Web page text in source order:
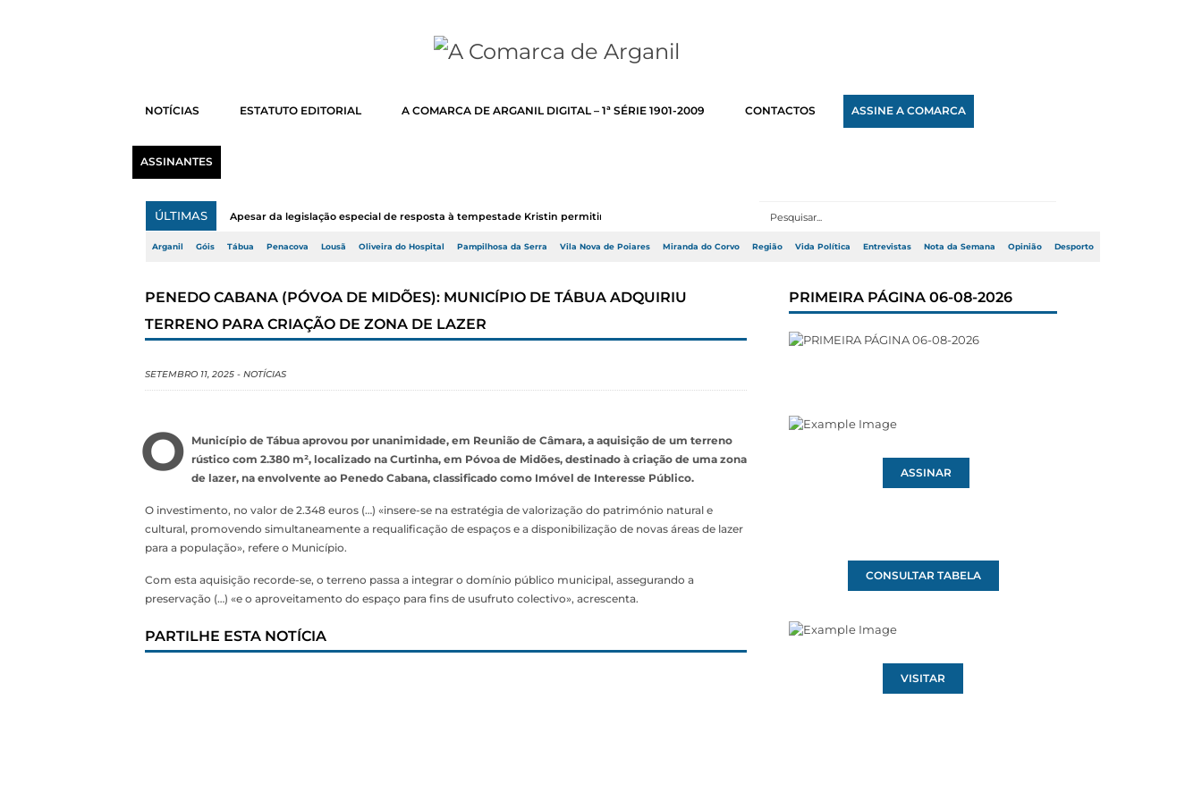
NOTÍCIAS ESTATUTO EDITORIAL A COMARCA DE ARGANIL DIGITAL – 1ª SÉRIE 1901-2009 CONTACTOS ASSINE A COMARCA
ASSINANTES
ÚLTIMAS Apesar da legislação especial de resposta à tempestade Kristin permitir a adj...
Arganil Góis Tábua Penacova Lousã Oliveira do Hospital Pampilhosa da Serra Vila Nova de Poiares Miranda do Corvo Região Vida Política Entrevistas Nota da Semana Opinião Desporto
PENEDO CABANA (PÓVOA DE MIDÕES): MUNICÍPIO DE TÁBUA ADQUIRIU
TERRENO PARA CRIAÇÃO DE ZONA DE LAZER
SETEMBRO 11, 2025 - NOTÍCIAS
O Município de Tábua aprovou por unanimidade, em Reunião de Câmara, a aquisição de um terreno
rústico com 2.380 m², localizado na Curtinha, em Póvoa de Midões, destinado à criação de uma zona
de lazer, na envolvente ao Penedo Cabana, classificado como Imóvel de Interesse Público.
O investimento, no valor de 2.348 euros (…) «insere-se na estratégia de valorização do património natural e
cultural, promovendo simultaneamente a requalificação de espaços e a disponibilização de novas áreas de lazer
para a população», refere o Município.
Com esta aquisição recorde-se, o terreno passa a integrar o domínio público municipal, assegurando a
preservação (…) «e o aproveitamento do espaço para fins de usufruto colectivo», acrescenta.
PARTILHE ESTA NOTÍCIA
PRIMEIRA PÁGINA 06-08-2026
ASSINAR
CONSULTAR TABELA
VISITAR